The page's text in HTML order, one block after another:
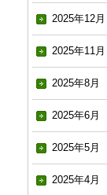
2025年12月
2025年11月
2025年8月
2025年6月
2025年5月
2025年4月